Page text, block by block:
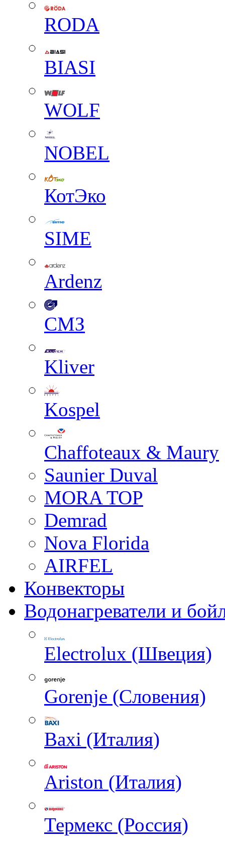
RODA
BIASI
WOLF
NOBEL
КотЭко
SIME
Ardenz
СМЗ
Kliver
Kospel
Chaffoteaux & Maury
Saunier Duval
MORA TOP
Demrad
Nova Florida
AIRFEL
Конвекторы
Водонагреватели и
Electrolux (Швеция)
Gorenje (Словения)
Baxi (Италия)
Ariston (Италия)
Термекс (Россия)